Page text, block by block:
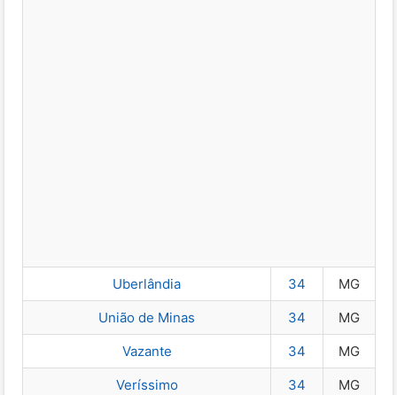
Uberlândia 34
MG
União de Minas
34
MG
Vazante
34
MG
Veríssimo
34 MG